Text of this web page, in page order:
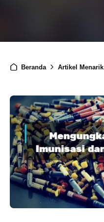
Beranda Artikel Menarik